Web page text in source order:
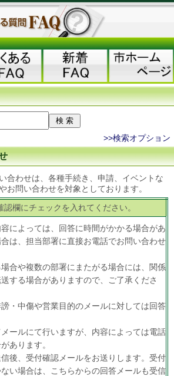
>>検索オプション
合わせは、各種手続き、申請、イベントな
お問い合わせを対象としております。
欄にチェックを入れてください。
によっては、回答に時間がかかる場合があ
は、担当部署に直接お電話でお問い合わせ
合や複数の部署にまたがる場合には、関係
する場合がありますので、ご了承くださ
・中傷や営業目的のメールに対しては回答
ールにて行いますが、内容によっては電話
あります。
後、受付確認メールをお送りします。受付
い場合は、こちらからの回答メールも受信